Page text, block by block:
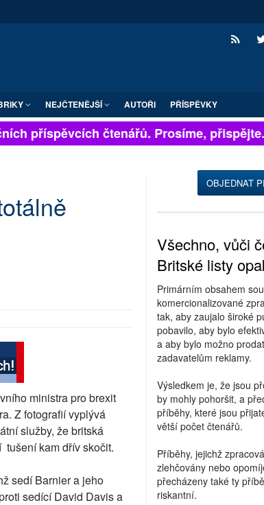
NEJČTENĚJŠÍ AUTOŘI PŘÍSPĚVKY
příspěvcích čtenářů. Prosíme, přispějte. ➥
ministra pro brexit
Z fotografií vyplývá
služby, že britská
tušení kam dřív skočit.
sedí Barnier a jeho
sedící David Davis a
OBJEDNAT
Všechno, vůči
Britské listy
Primárním obsahem
komercionalizované
tak, aby zaujalo široké
pobavilo, aby bylo
a aby bylo možno
zadavatelům reklamy.
Výsledkem je, že jsou
by mohly pohoršit, a
příběhy, které jsou
větší počet čtenářů.
Příběhy, jejichž
zlehčovány nebo
přecházeny také ty
riskantní.